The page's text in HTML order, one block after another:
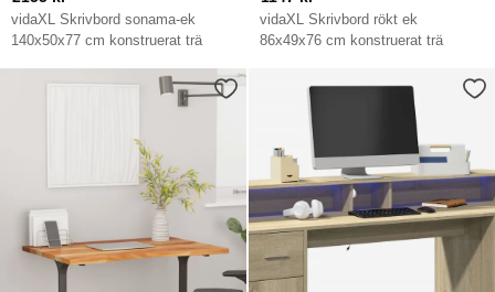
vidaXL Skrivbord sonama-ek
140x50x77 cm konstruerat trä
vidaXL Skrivbord rökt ek
86x49x76 cm konstruerat trä